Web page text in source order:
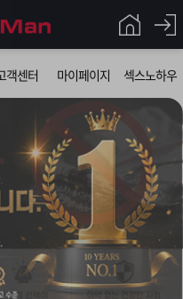
객센터 마이페이지 섹스노하우
입금확인이 안되는 상황을 대비해 꼭 입금후 고객센터 연락바랍니다.